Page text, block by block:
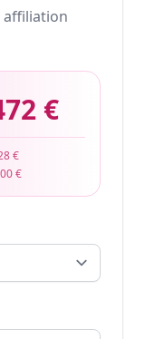
affiliation
€
€
€